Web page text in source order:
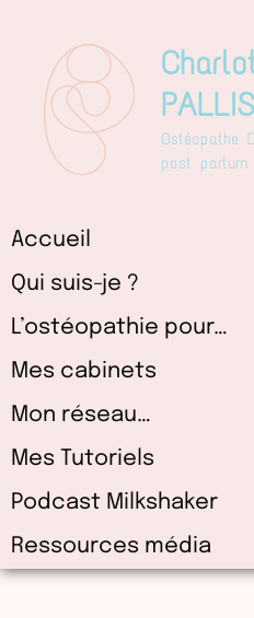
contenu
Ostéopathe
post partum
Accueil
Qui suis-je ?
L’ostéopathie pour…
Mes cabinets
Mon réseau…
Mes Tutoriels
Podcast Milkshaker
Ressources média